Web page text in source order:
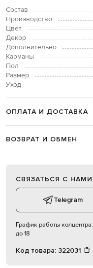
Состав
Производство
Цвет
Декор
Дополнительно
Карманы
Пол
Размер
Уход
ОПЛАТА И ДОСТАВКА
ВОЗВРАТ И ОБМЕН
СВЯЗАТЬСЯ С НАМИ
Telegram
График работы колцентра:
до 18
Код товара: 322031